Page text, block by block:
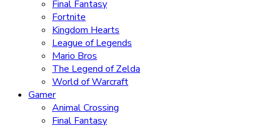
Final Fantasy
Fortnite
Kingdom Hearts
League of Legends
Mario Bros
The Legend of Zelda
World of Warcraft
Gamer
Animal Crossing
Final Fantasy